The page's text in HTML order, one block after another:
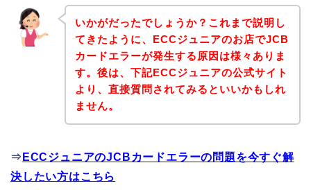
いかがだったでしょうか？これまで説明し
てきたように、ECCジュニアのお店でJCB
カードエラーが発生する原因は様々ありま
す。後は、下記ECCジュニアの公式サイト
より、直接質問されてみるといいかもしれ
ません。
⇒ ECCジュニアのJCBカードエラーの問題を今すぐ解
決したい方はこちら